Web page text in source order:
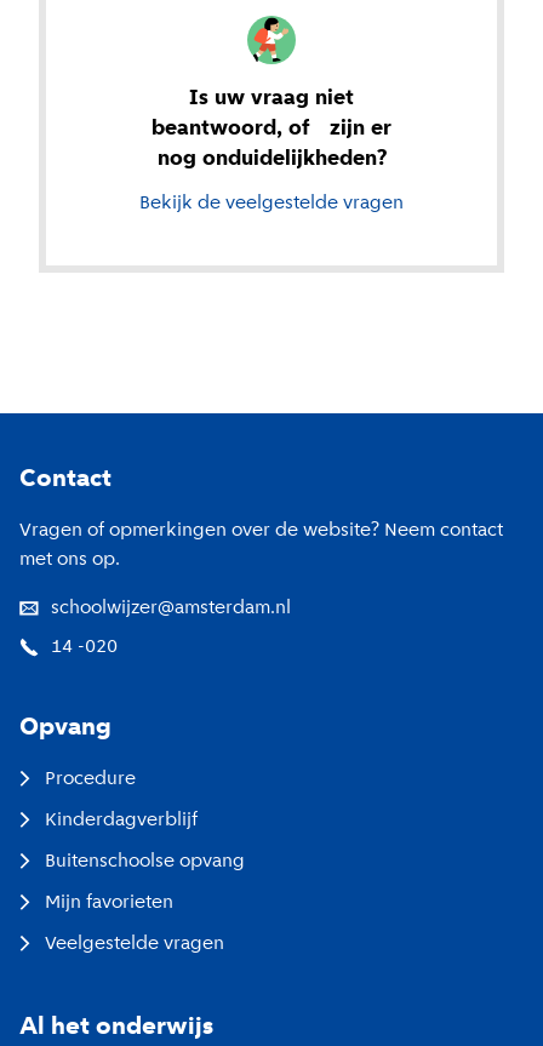
Is uw vraag niet
beantwoord, of zijn er
nog onduidelijkheden?
Bekijk de veelgestelde vragen
Contact
Vragen of opmerkingen over de website? Neem contact
met ons op.
schoolwijzer@amsterdam.nl
14 -020
Opvang
Procedure
Kinderdagverblijf
Buitenschoolse opvang
Mijn favorieten
Veelgestelde vragen
Al het onderwijs